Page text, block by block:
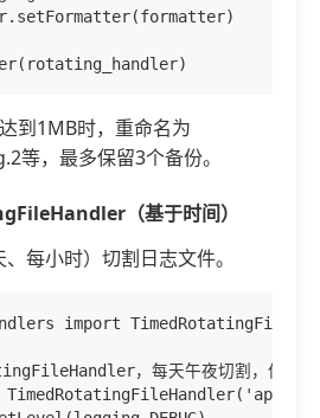
到1MB时，重命名为
等，最多保留3个备份。
（基于时间）
每小时）切割日志文件。
import
，每天午夜切割，保留7